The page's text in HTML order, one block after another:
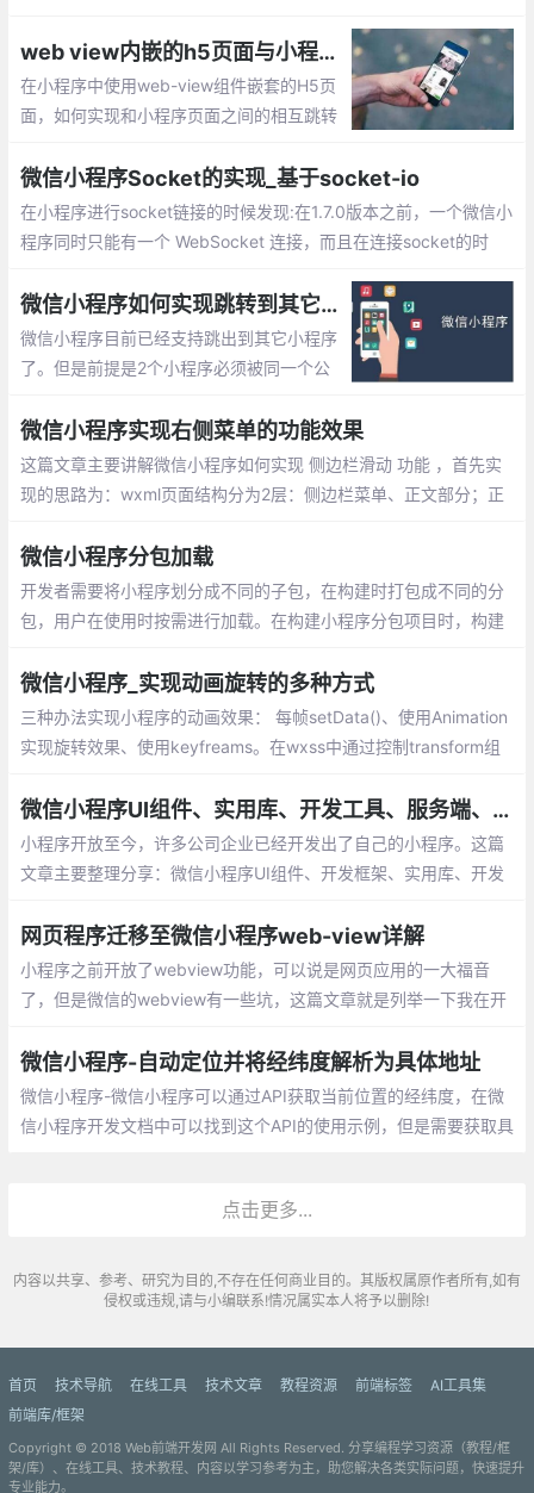
web view内嵌的h5页面与小程序直接相互跳转的实现
在小程序中使用web-view组件嵌套的H5页
面，如何实现和小程序页面之间的相互跳转
帮助到您
微信小程序Socket的实现_基于socket-io
在小程序进行socket链接的时候发现:在1.7.0版本之前，一个微信小
程序同时只能有一个 WebSocket 连接，而且在连接socket的时
且自动关闭了socket连接。
微信小程序如何实现跳转到其它小程序的功能
微信小程序目前已经支持跳出到其它小程序
了。但是前提是2个小程序必须被同一个公
就实现小程序之间相互跳转的步骤。
微信小程序实现右侧菜单的功能效果
这篇文章主要讲解微信小程序如何实现 侧边栏滑动 功能 ，首先实
现的思路为：wxml页面结构分为2层：侧边栏菜单、正文部分；正
微信小程序分包加载
开发者需要将小程序划分成不同的子包，在构建时打包成不同的分
包，用户在使用时按需进行加载。在构建小程序分包项目时，构建
所谓的主包，即放置默认启动页/TabBar 页面
微信小程序_实现动画旋转的多种方式
三种办法实现小程序的动画效果： 每帧setData()、使用Animation
实现旋转效果、使用keyfreams。在wxss中通过控制transform组
示非常多
微信小程序UI组件、实用库、开发工具、服务端、Demo整理分享
小程序开放至今，许多公司企业已经开发出了自己的小程序。这篇
文章主要整理分享：微信小程序UI组件、开发框架、实用库、开发
网页程序迁移至微信小程序web-view详解
小程序之前开放了webview功能，可以说是网页应用的一大福音
了，但是微信的webview有一些坑，这篇文章就是列举一下我在开
微信小程序-自动定位并将经纬度解析为具体地址
微信小程序-微信小程序可以通过API获取当前位置的经纬度，在微
信小程序开发文档中可以找到这个API的使用示例，但是需要获取具
点击更多...
内容以共享、参考、研究为目的,不存在任何商业目的。其版权属原作者所有,如有
侵权或违规,请与小编联系!情况属实本人将予以删除!
首页 技术导航 在线工具 技术文章 教程资源 前端标签
AI工具集
前端库/框架